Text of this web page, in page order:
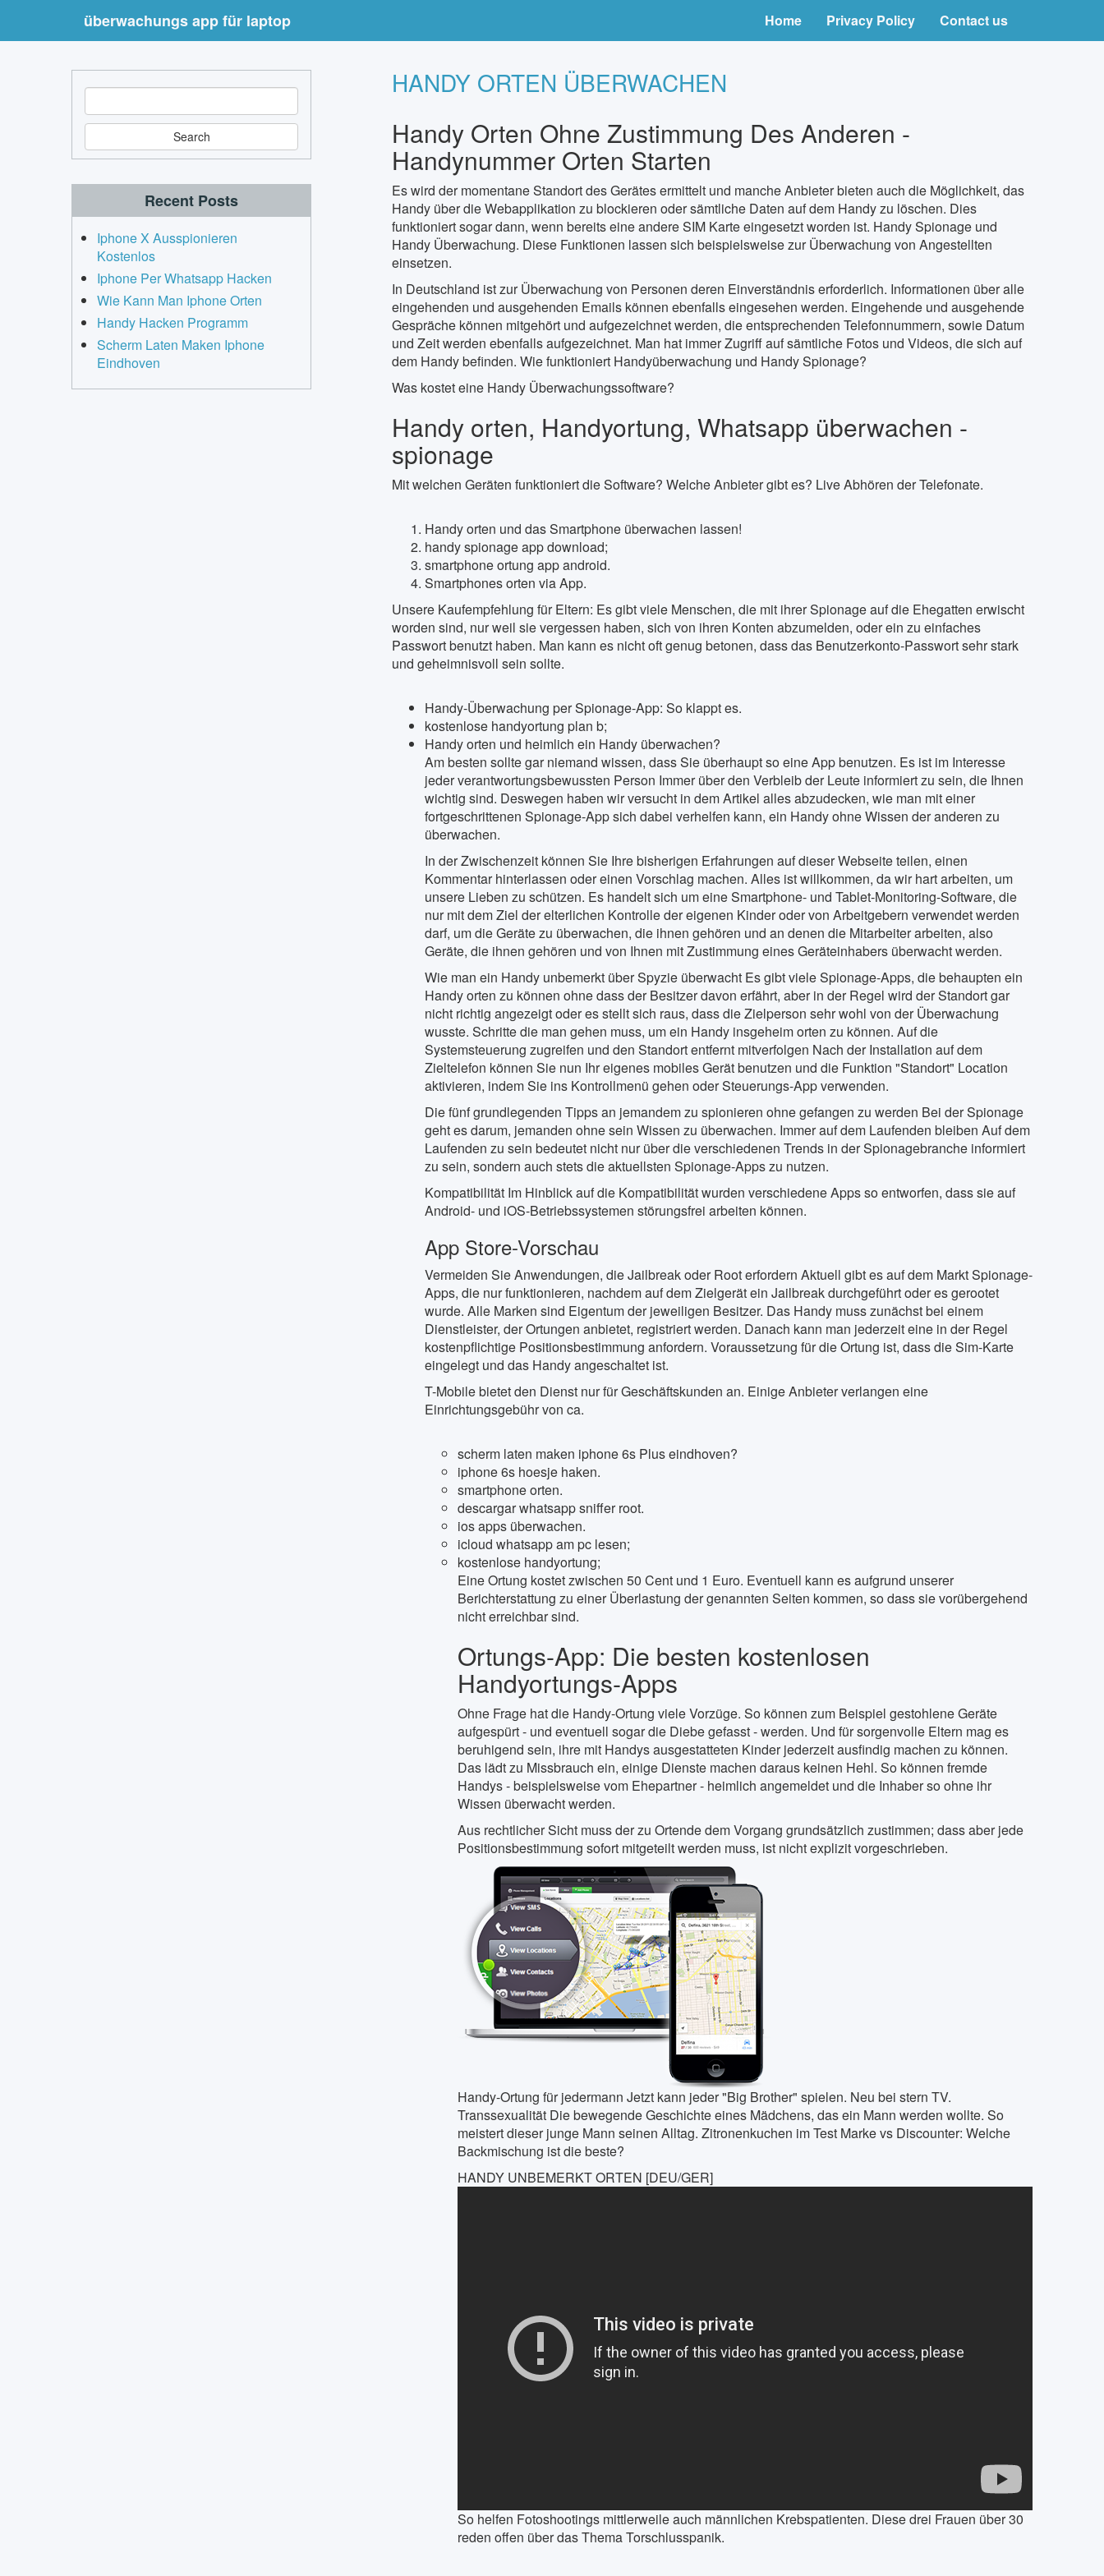
überwachungs app für laptop Home Privacy Policy Contact us
HANDY ORTEN ÜBERWACHEN
Handy Orten Ohne Zustimmung Des Anderen -
Handynummer Orten Starten
Es wird der momentane Standort des Gerätes ermittelt und manche Anbieter bieten auch die Möglichkeit, das
Handy über die Webapplikation zu blockieren oder sämtliche Daten auf dem Handy zu löschen. Dies
funktioniert sogar dann, wenn bereits eine andere SIM Karte eingesetzt worden ist. Handy Spionage und
Handy Überwachung. Diese Funktionen lassen sich beispielsweise zur Überwachung von Angestellten
einsetzen.
In Deutschland ist zur Überwachung von Personen deren Einverständnis erforderlich. Informationen über alle
eingehenden und ausgehenden Emails können ebenfalls eingesehen werden. Eingehende und ausgehende
Gespräche können mitgehört und aufgezeichnet werden, die entsprechenden Telefonnummern, sowie Datum
und Zeit werden ebenfalls aufgezeichnet. Man hat immer Zugriff auf sämtliche Fotos und Videos, die sich auf
dem Handy befinden. Wie funktioniert Handyüberwachung und Handy Spionage?
Was kostet eine Handy Überwachungssoftware?
Handy orten, Handyortung, Whatsapp überwachen -
spionage
Mit welchen Geräten funktioniert die Software? Welche Anbieter gibt es? Live Abhören der Telefonate.
Handy orten und das Smartphone überwachen lassen!
handy spionage app download;
smartphone ortung app android.
Smartphones orten via App.
Unsere Kaufempfehlung für Eltern: Es gibt viele Menschen, die mit ihrer Spionage auf die Ehegatten erwischt
worden sind, nur weil sie vergessen haben, sich von ihren Konten abzumelden, oder ein zu einfaches
Passwort benutzt haben. Man kann es nicht oft genug betonen, dass das Benutzerkonto-Passwort sehr stark
und geheimnisvoll sein sollte.
Handy-Überwachung per Spionage-App: So klappt es.
kostenlose handyortung plan b;
Handy orten und heimlich ein Handy überwachen?
Am besten sollte gar niemand wissen, dass Sie überhaupt so eine App benutzen. Es ist im Interesse
jeder verantwortungsbewussten Person Immer über den Verbleib der Leute informiert zu sein, die Ihnen
wichtig sind. Deswegen haben wir versucht in dem Artikel alles abzudecken, wie man mit einer
fortgeschrittenen Spionage-App sich dabei verhelfen kann, ein Handy ohne Wissen der anderen zu
überwachen.
In der Zwischenzeit können Sie Ihre bisherigen Erfahrungen auf dieser Webseite teilen, einen
Kommentar hinterlassen oder einen Vorschlag machen. Alles ist willkommen, da wir hart arbeiten, um
unsere Lieben zu schützen. Es handelt sich um eine Smartphone- und Tablet-Monitoring-Software, die
nur mit dem Ziel der elterlichen Kontrolle der eigenen Kinder oder von Arbeitgebern verwendet werden
darf, um die Geräte zu überwachen, die ihnen gehören und an denen die Mitarbeiter arbeiten, also
Geräte, die ihnen gehören und von Ihnen mit Zustimmung eines Geräteinhabers überwacht werden.
Wie man ein Handy unbemerkt über Spyzie überwacht Es gibt viele Spionage-Apps, die behaupten ein
Handy orten zu können ohne dass der Besitzer davon erfährt, aber in der Regel wird der Standort gar
nicht richtig angezeigt oder es stellt sich raus, dass die Zielperson sehr wohl von der Überwachung
wusste. Schritte die man gehen muss, um ein Handy insgeheim orten zu können. Auf die
Systemsteuerung zugreifen und den Standort entfernt mitverfolgen Nach der Installation auf dem
Zieltelefon können Sie nun Ihr eigenes mobiles Gerät benutzen und die Funktion "Standort" Location
aktivieren, indem Sie ins Kontrollmenü gehen oder Steuerungs-App verwenden.
Die fünf grundlegenden Tipps an jemandem zu spionieren ohne gefangen zu werden Bei der Spionage
geht es darum, jemanden ohne sein Wissen zu überwachen. Immer auf dem Laufenden bleiben Auf dem
Laufenden zu sein bedeutet nicht nur über die verschiedenen Trends in der Spionagebranche informiert
zu sein, sondern auch stets die aktuellsten Spionage-Apps zu nutzen.
Kompatibilität Im Hinblick auf die Kompatibilität wurden verschiedene Apps so entworfen, dass sie auf
Android- und iOS-Betriebssystemen störungsfrei arbeiten können.
App Store-Vorschau
Vermeiden Sie Anwendungen, die Jailbreak oder Root erfordern Aktuell gibt es auf dem Markt Spionage-
Apps, die nur funktionieren, nachdem auf dem Zielgerät ein Jailbreak durchgeführt oder es gerootet
wurde. Alle Marken sind Eigentum der jeweiligen Besitzer. Das Handy muss zunächst bei einem
Dienstleister, der Ortungen anbietet, registriert werden. Danach kann man jederzeit eine in der Regel
kostenpflichtige Positionsbestimmung anfordern. Voraussetzung für die Ortung ist, dass die Sim-Karte
eingelegt und das Handy angeschaltet ist.
T-Mobile bietet den Dienst nur für Geschäftskunden an. Einige Anbieter verlangen eine
Einrichtungsgebühr von ca.
scherm laten maken iphone 6s Plus eindhoven?
iphone 6s hoesje haken.
smartphone orten.
descargar whatsapp sniffer root.
ios apps überwachen.
icloud whatsapp am pc lesen;
kostenlose handyortung;
Eine Ortung kostet zwischen 50 Cent und 1 Euro. Eventuell kann es aufgrund unserer
Berichterstattung zu einer Überlastung der genannten Seiten kommen, so dass sie vorübergehend
nicht erreichbar sind.
Ortungs-App: Die besten kostenlosen
Handyortungs-Apps
Ohne Frage hat die Handy-Ortung viele Vorzüge. So können zum Beispiel gestohlene Geräte
aufgespürt - und eventuell sogar die Diebe gefasst - werden. Und für sorgenvolle Eltern mag es
beruhigend sein, ihre mit Handys ausgestatteten Kinder jederzeit ausfindig machen zu können.
Das lädt zu Missbrauch ein, einige Dienste machen daraus keinen Hehl. So können fremde
Handys - beispielsweise vom Ehepartner - heimlich angemeldet und die Inhaber so ohne ihr
Wissen überwacht werden.
Aus rechtlicher Sicht muss der zu Ortende dem Vorgang grundsätzlich zustimmen; dass aber jede
Positionsbestimmung sofort mitgeteilt werden muss, ist nicht explizit vorgeschrieben.
Handy-Ortung für jedermann Jetzt kann jeder "Big Brother" spielen. Neu bei stern TV.
Transsexualität Die bewegende Geschichte eines Mädchens, das ein Mann werden wollte. So
meistert dieser junge Mann seinen Alltag. Zitronenkuchen im Test Marke vs Discounter: Welche
Backmischung ist die beste?
HANDY UNBEMERKT ORTEN [DEU/GER]
So helfen Fotoshootings mittlerweile auch männlichen Krebspatienten. Diese drei Frauen über 30
reden offen über das Thema Torschlusspanik.
S
e
a
r
h
Recent Posts
Iphone X Ausspionieren
Kostenlos
Iphone Per Whatsapp Hacken
Wie Kann Man Iphone Orten
Handy Hacken Programm
Scherm Laten Maken Iphone
Eindhoven